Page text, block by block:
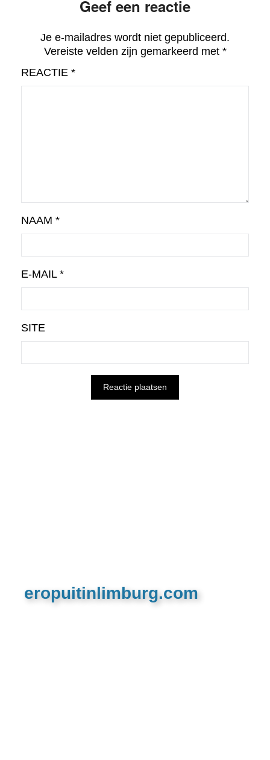
Geef een reactie
Je e-mailadres wordt niet gepubliceerd.
Vereiste velden zijn gemarkeerd met *
REACTIE *
NAAM *
E-MAIL *
SITE
eropuitinlimburg.com